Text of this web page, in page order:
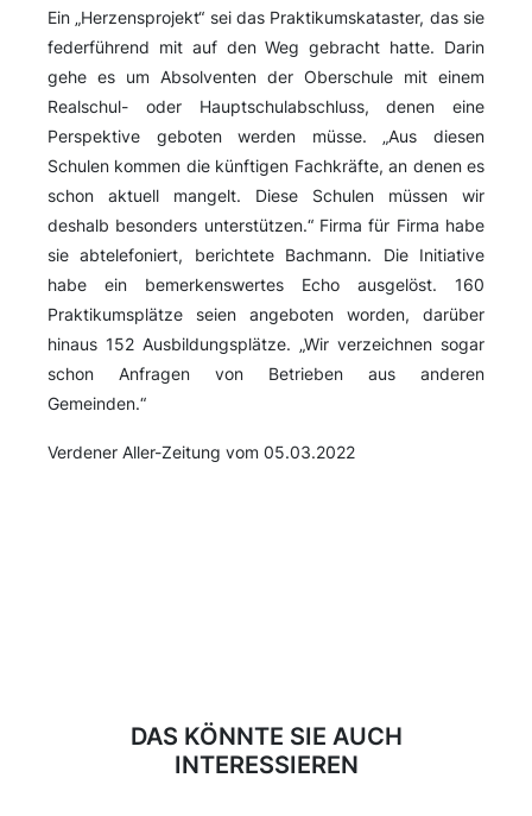
Ein „Herzensprojekt“ sei das Praktikumskataster, das sie
federführend mit auf den Weg gebracht hatte. Darin
gehe es um Absolventen der Oberschule mit einem
Realschul- oder Hauptschulabschluss, denen eine
Perspektive geboten werden müsse. „Aus diesen
Schulen kommen die künftigen Fachkräfte, an denen es
schon aktuell mangelt. Diese Schulen müssen wir
deshalb besonders unterstützen.“ Firma für Firma habe
sie abtelefoniert, berichtete Bachmann. Die Initiative
habe ein bemerkenswertes Echo ausgelöst. 160
Praktikumsplätze seien angeboten worden, darüber
hinaus 152 Ausbildungsplätze. „Wir verzeichnen sogar
schon Anfragen von Betrieben aus anderen
Gemeinden.“
Verdener Aller-Zeitung vom 05.03.2022
DAS KÖNNTE SIE AUCH
INTERESSIEREN